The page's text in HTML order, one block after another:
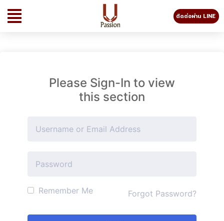
ติดต่อผ่าน LINE
Please Sign-In to view
this section
Remember Me Forgot Password?